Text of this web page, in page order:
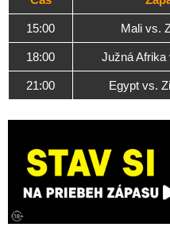
15:00 Mali vs.
18:00 Južná Afrika
21:00 Egypt vs.